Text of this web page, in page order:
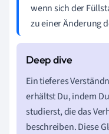
wenn sich der
zu einer Änderung
Ein tieferes
erhältst Du, indem
studierst, die das
beschreiben. Diese